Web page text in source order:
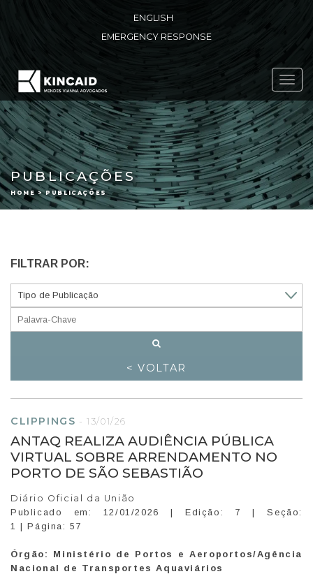
ENGLISH
EMERGENCY RESPONSE
PUBLICAÇÕES
HOME > PUBLICAÇÕES
FILTRAR POR:
< VOLTAR
CLIPPINGS -13/01/26
ANTAQ REALIZA AUDIÊNCIA PÚBLICA
VIRTUAL SOBRE ARRENDAMENTO NO
PORTO DE SÃO SEBASTIÃO
Diário Oficial da União
Publicado em: 12/01/2026 | Edição: 7 | Seção:
1 | Página: 57
Órgão: Ministério de Portos e Aeroportos/Agência
Nacional de Transportes Aquaviários